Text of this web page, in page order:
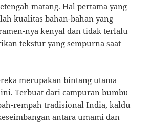
matang. Hal pertama yang
kualitas bahan-bahan yang
nya kenyal dan tidak terlalu
tekstur yang sempurna saat
merupakan bintang utama
Terbuat dari campuran bumbu
rempah tradisional India, kaldu
antara umami dan